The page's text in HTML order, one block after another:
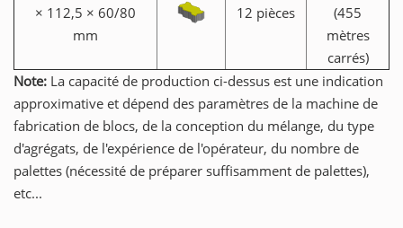
× 112,5 × 60/80
mm
12 pièces
(455
mètres
carrés)
Note: La capacité de production ci-dessus est une indication
approximative et dépend des paramètres de la machine de
fabrication de blocs, de la conception du mélange, du type
d'agrégats, de l'expérience de l'opérateur, du nombre de
palettes (nécessité de préparer suffisamment de palettes),
etc...